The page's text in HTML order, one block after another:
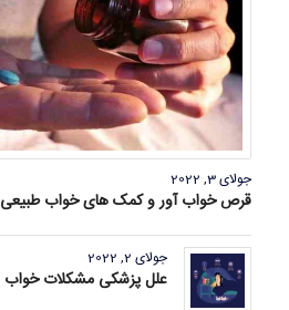
جولای 3, 2022
قرص خواب آور و کمک های خواب طبیعی
جولای 2, 2022
علل پزشکی مشکلات خواب